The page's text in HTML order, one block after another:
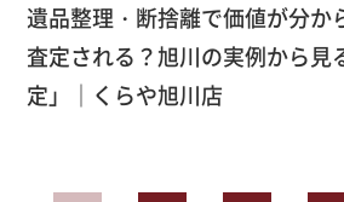
遺品整理・断捨離で価値が分か
査定される？旭川の実例から見
定」｜くらや旭川店